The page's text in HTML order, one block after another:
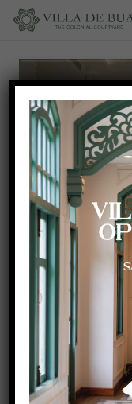
Summer Wedding